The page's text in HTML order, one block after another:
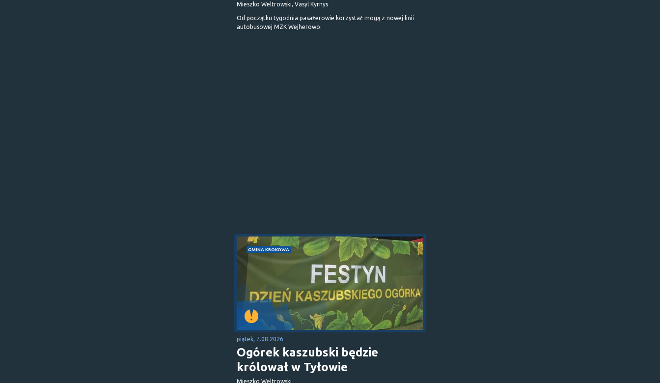
Mieszko Weltrowski, Vasyl Kyrnys
Od początku tygodnia pasażerowie korzystać mogą z nowej linii
autobusowej MZK Wejherowo.
GMINA KROKOWA
piątek, 7.08.2026
Ogórek kaszubski będzie
królował w Tyłowie
Mieszko Weltrowski